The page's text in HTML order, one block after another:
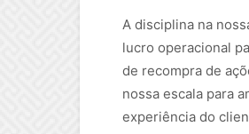
A disciplina na
lucro operacional
de recompra de
nossa escala para
experiência do